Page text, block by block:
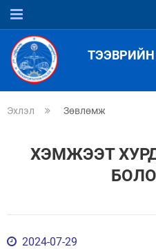
Эхлэл Зөвлөмж
ХЭМЖЭЭТ
2024-07-29